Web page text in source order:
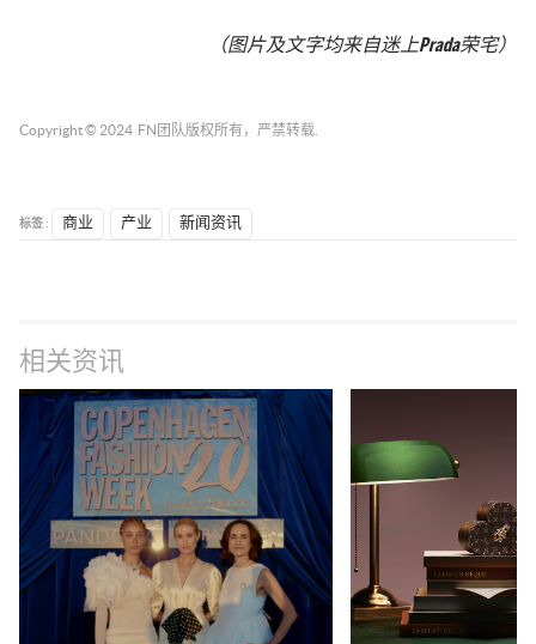
（图片及文字均来自迷上Prada荣宅）
Copyright © 2024 FN团队 版权所有，严禁转载.
标签 : 商业 产业 新闻资讯
相关资讯